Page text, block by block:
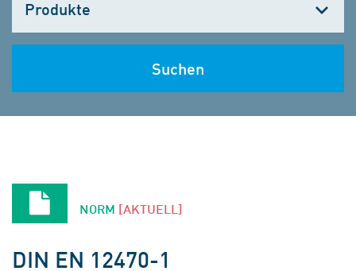
wählen
Suchen
NORM [AKTUELL]
DIN EN 12470-1